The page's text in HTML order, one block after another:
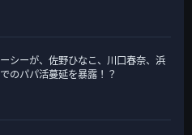
ーシーが、佐野ひなこ、川口春奈、浜
のパパ活蔓延を暴露！？